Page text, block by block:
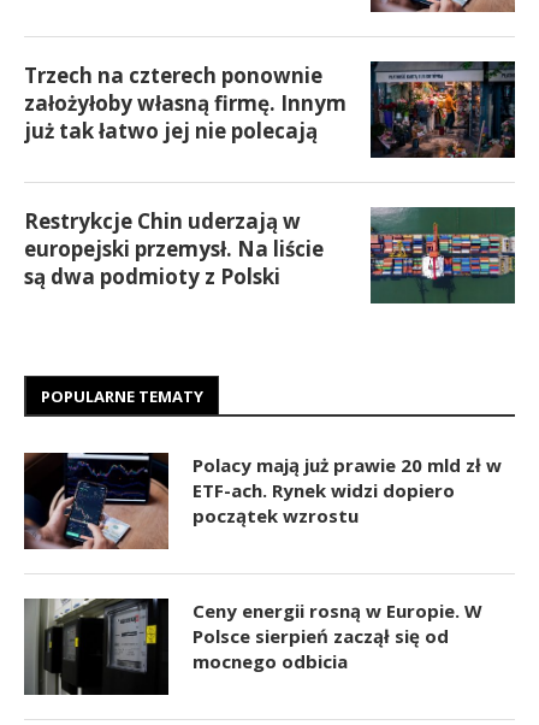
Trzech na czterech ponownie
założyłoby własną firmę. Innym
już tak łatwo jej nie polecają
Restrykcje Chin uderzają w
europejski przemysł. Na liście
są dwa podmioty z Polski
POPULARNE TEMATY
Polacy mają już prawie 20 mld zł w
ETF-ach. Rynek widzi dopiero
początek wzrostu
Ceny energii rosną w Europie. W
Polsce sierpień zaczął się od
mocnego odbicia